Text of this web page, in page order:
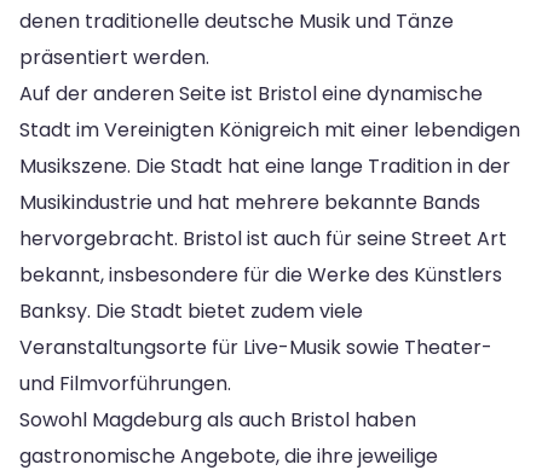
denen traditionelle deutsche Musik und Tänze
präsentiert werden.
Auf der anderen Seite ist Bristol eine dynamische
Stadt im Vereinigten Königreich mit einer lebendigen
Musikszene. Die Stadt hat eine lange Tradition in der
Musikindustrie und hat mehrere bekannte Bands
hervorgebracht. Bristol ist auch für seine Street Art
bekannt, insbesondere für die Werke des Künstlers
Banksy. Die Stadt bietet zudem viele
Veranstaltungsorte für Live-Musik sowie Theater-
und Filmvorführungen.
Sowohl Magdeburg als auch Bristol haben
gastronomische Angebote, die ihre jeweilige